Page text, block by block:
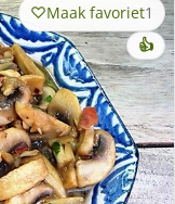
Maak favoriet1
👍